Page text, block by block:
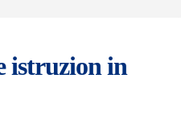
istruzion in